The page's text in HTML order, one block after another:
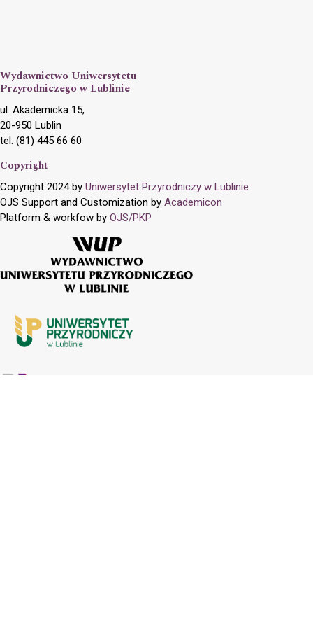
Wydawnictwo Uniwersytetu
Przyrodniczego w Lublinie
ul. Akademicka 15,
20-950 Lublin
tel. (81) 445 66 60
Copyright
Copyright 2024 by Uniwersytet Przyrodniczy w Lublinie
OJS Support and Customization by Academicon
Platform & workfow by OJS/PKP